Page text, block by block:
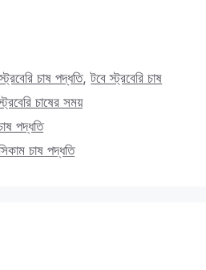
চাষ পদ্ধতি,টবে স্ট্রবেরি চাষ
চাষের সময়
পদ্ধতি
চাষ পদ্ধতি